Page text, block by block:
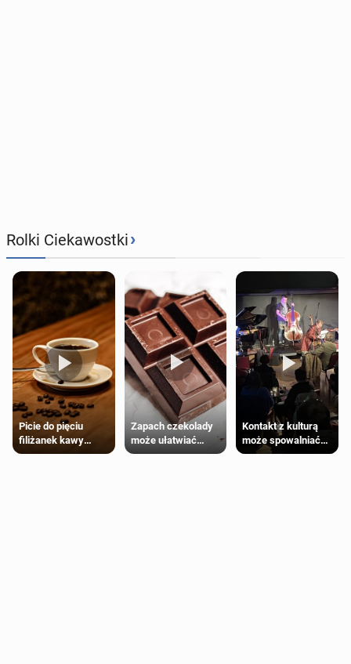
Rolki Ciekawostki›
Picie do pięciu
filiżanek kawy
dziennie jest
Zapach czekolady
może ułatwiać
trening siłowy
Kontakt z kulturą
może spowalniać
starzenie